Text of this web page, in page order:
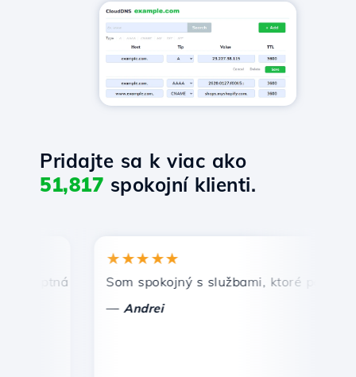
Pridajte sa k viac ako
51,817 spokojní klienti.
a efektívna technická podpora.
★★★★★
Som spokojný s službami, ktoré ponúka
Andrei